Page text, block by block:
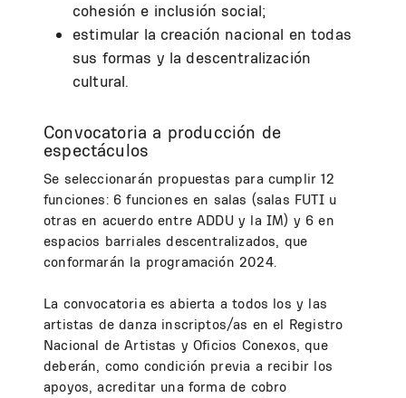
cohesión e inclusión social;
estimular la creación nacional en todas
sus formas y la descentralización
cultural.
Convocatoria a producción de
espectáculos
Se seleccionarán propuestas para cumplir 12
funciones: 6 funciones en salas (salas FUTI u
otras en acuerdo entre ADDU y la IM) y 6 en
espacios barriales descentralizados, que
conformarán la programación 2024.
La convocatoria es abierta a todos los y las
artistas de danza inscriptos/as en el Registro
Nacional de Artistas y Oficios Conexos, que
deberán, como condición previa a recibir los
apoyos, acreditar una forma de cobro